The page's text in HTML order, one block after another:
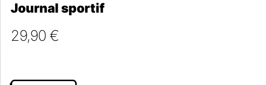
Journal sportif
29,90 €